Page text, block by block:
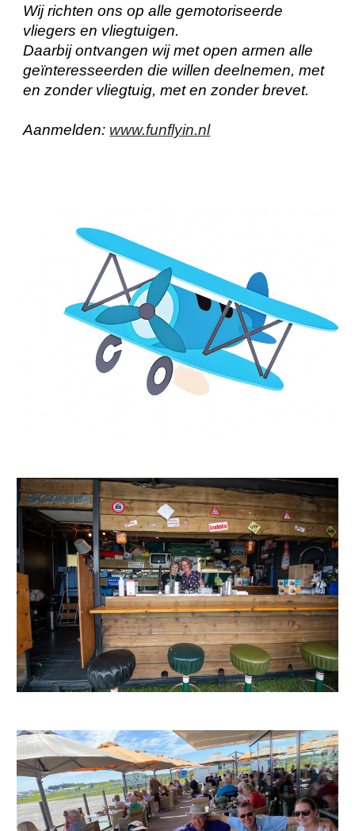
Wij richten ons op alle gemotoriseerde
vliegers en vliegtuigen.
Daarbij ontvangen wij met open armen alle
geïnteresseerden die willen deelnemen, met
en zonder vliegtuig, met en zonder brevet.
Aanmelden: www.funflyin.nl